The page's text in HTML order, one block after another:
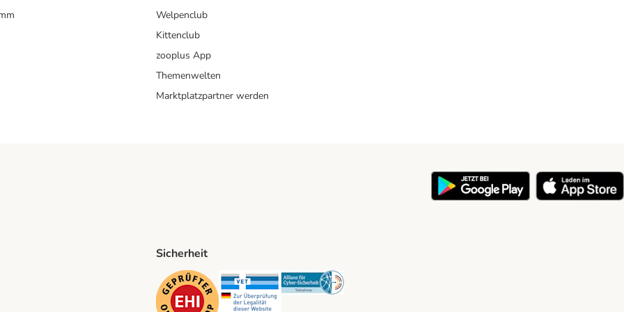
Welpenclub
Kittenclub
zooplus App
Themenwelten
Marktplatzpartner werden
Method
Sicherheit
Security Security Security